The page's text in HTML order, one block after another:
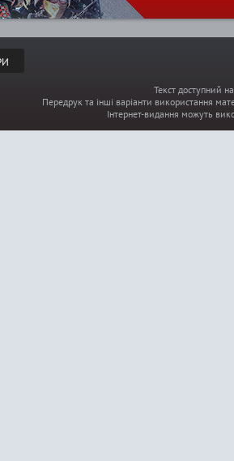
Текст доступний
Передрук та інші варіанти використання
Інтернет-видання можуть